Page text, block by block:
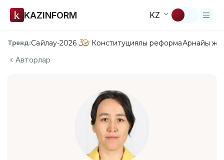
KAZINFORM KZ
Тренд:Сайлау-2026 Конституциялық реформаАрнайы
Авторлар